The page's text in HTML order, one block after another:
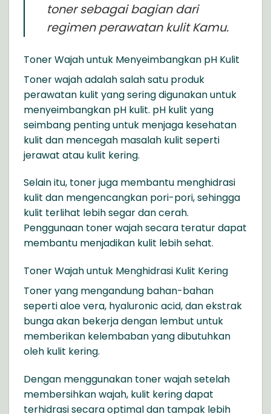
toner sebagai bagian dari
regimen perawatan kulit Kamu.
Toner Wajah untuk Menyeimbangkan pH Kulit
Toner wajah adalah salah satu produk
perawatan kulit yang sering digunakan untuk
menyeimbangkan pH kulit. pH kulit yang
seimbang penting untuk menjaga kesehatan
kulit dan mencegah masalah kulit seperti
jerawat atau kulit kering.
Selain itu, toner juga membantu menghidrasi
kulit dan mengencangkan pori-pori, sehingga
kulit terlihat lebih segar dan cerah.
Penggunaan toner wajah secara teratur dapat
membantu menjadikan kulit lebih sehat.
Toner Wajah untuk Menghidrasi Kulit Kering
Toner yang mengandung bahan-bahan
seperti aloe vera, hyaluronic acid, dan ekstrak
bunga akan bekerja dengan lembut untuk
memberikan kelembaban yang dibutuhkan
oleh kulit kering.
Dengan menggunakan toner wajah setelah
membersihkan wajah, kulit kering dapat
terhidrasi secara optimal dan tampak lebih